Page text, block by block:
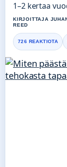
1–2 kertaa
KIRJOITTAJA
REED
726 REAKTIOTA